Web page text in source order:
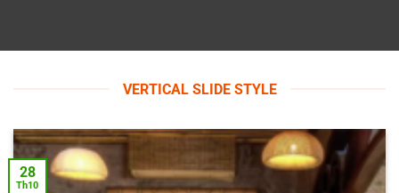
VERTICAL SLIDE STYLE
28
Th10